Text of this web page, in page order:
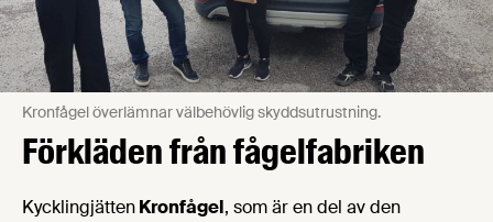
Kronfågel överlämnar välbehövlig skyddsutrustning.
Förkläden från fågelfabriken
KycklingjättenKronfågel, som är en del av den